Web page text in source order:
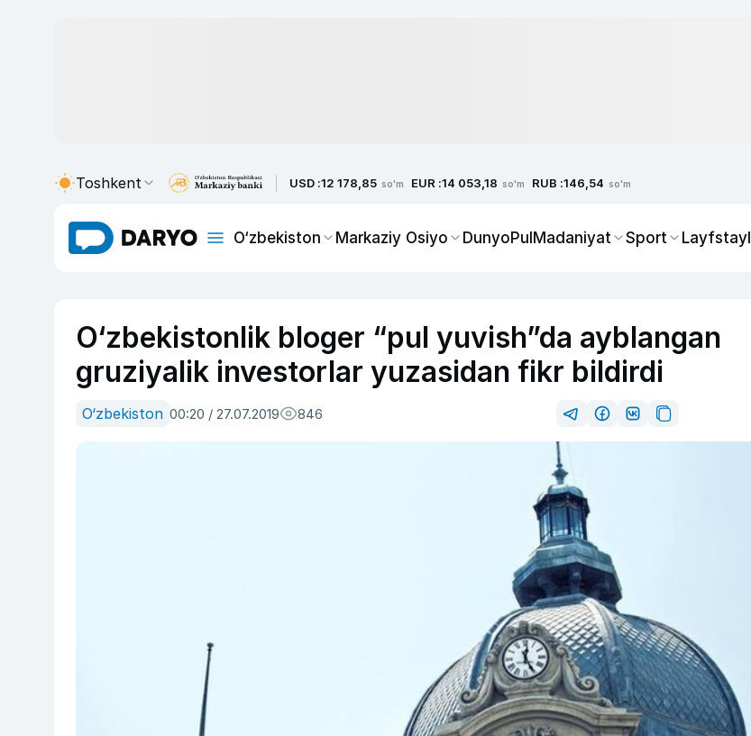
Toshkent USD :12 178,85 so'm EUR :14 053,18 so'm RUB :146,54 so'm
O‘zbekiston Markaziy Osiyo DunyoPulMadaniyat Sport Layfstayl
O‘zbekistonlik bloger “pul yuvish”da ayblangan
gruziyalik investorlar yuzasidan fikr bildirdi
O‘zbekiston 00:20 / 27.07.2019 846